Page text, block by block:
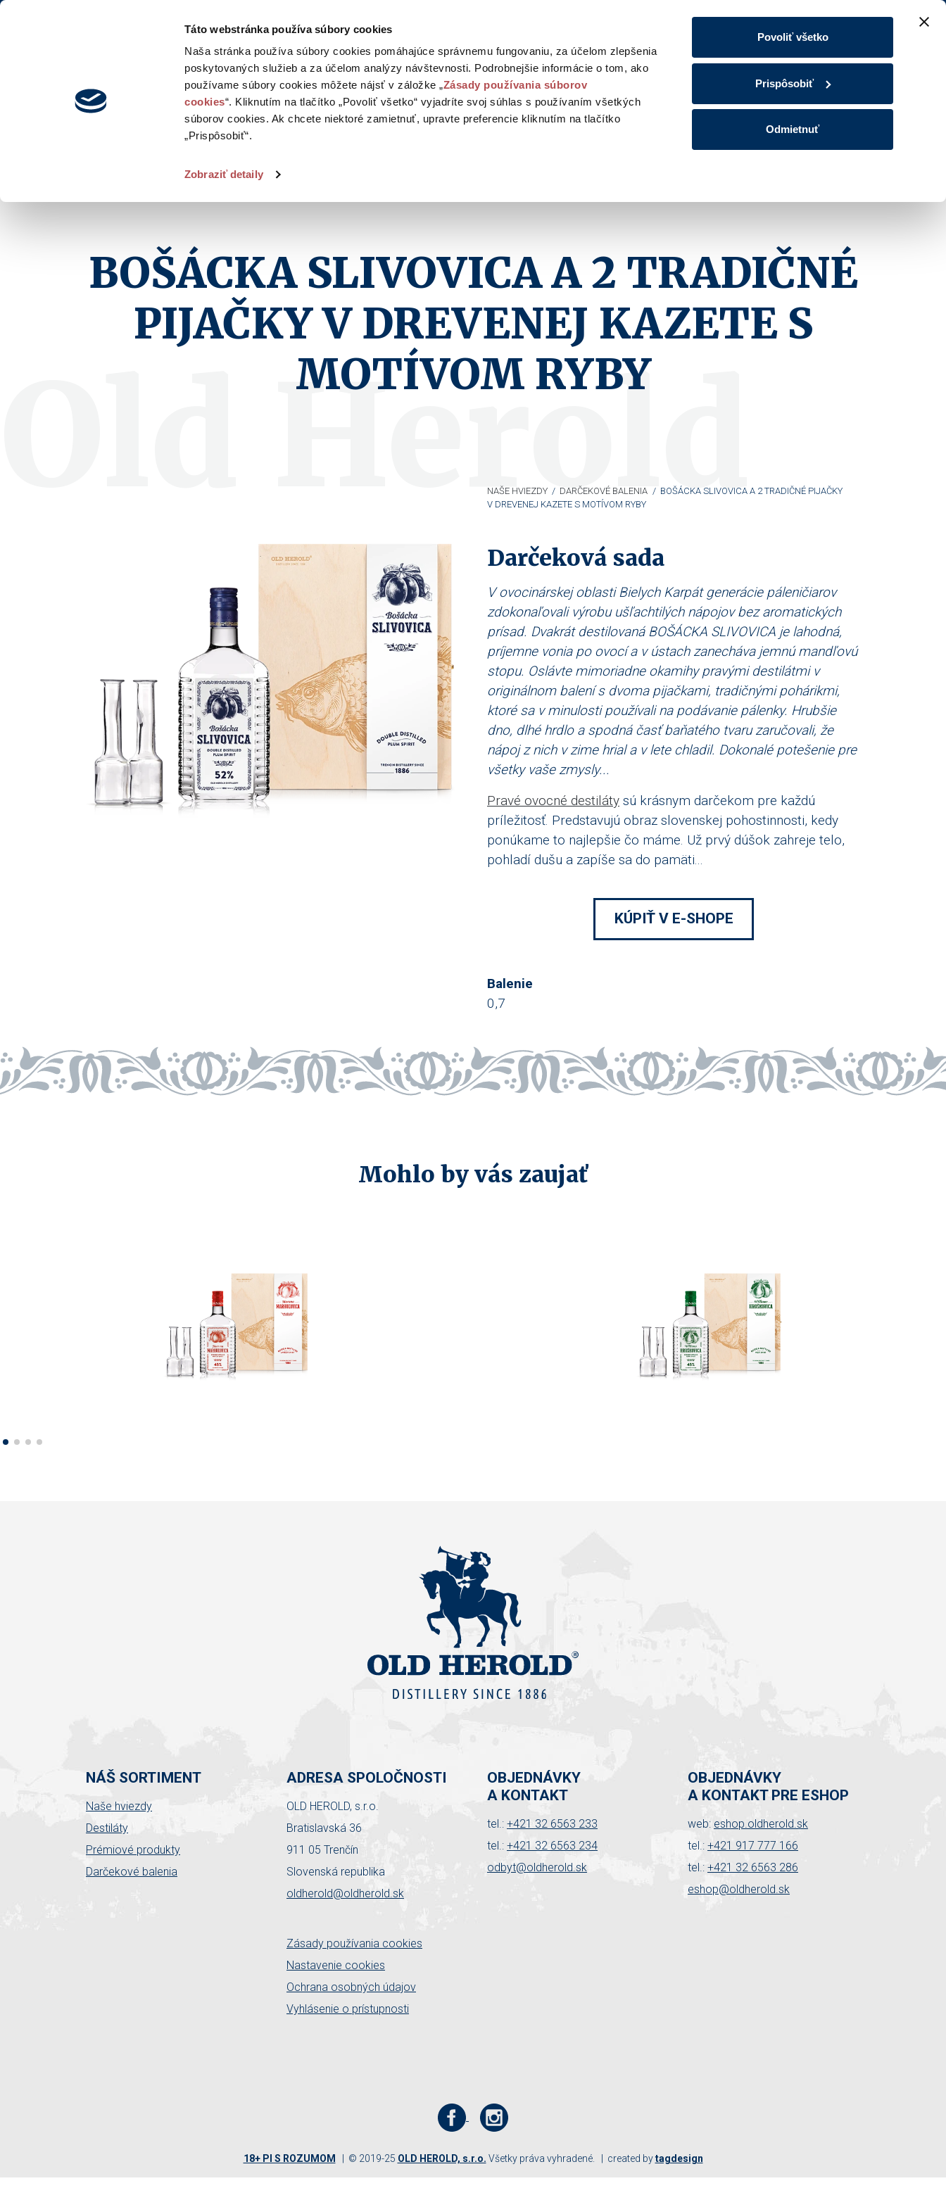
Táto webstránka používa súbory cookies
Naša stránka používa súbory cookies pomáhajúce správnemu fungovaniu, za účelom zlepšenia
poskytovaných služieb a za účelom analýzy návštevnosti. Podrobnejšie informácie o tom, ako
používame súbory cookies môžete nájsť v záložke „Zásady používania súborov
cookies“. Kliknutím na tlačítko „Povoliť všetko“ vyjadríte svoj súhlas s používaním všetkých
súborov cookies. Ak chcete niektoré zamietnuť, upravte preferencie kliknutím na tlačítko
„Prispôsobiť“.
Zobraziť detaily
Povoliť všetko
Prispôsobiť
Odmietnuť
BOŠÁCKA SLIVOVICA A 2 TRADIČNÉ
PIJAČKY V DREVENEJ KAZETE S
MOTÍVOM RYBY
Old Herold
NAŠE HVIEZDY / DARČEKOVÉ BALENIA / BOŠÁCKA SLIVOVICA A 2 TRADIČNÉ PIJAČKY
V DREVENEJ KAZETE S MOTÍVOM RYBY
Darčeková sada
V ovocinárskej oblasti Bielych Karpát generácie páleničiarov
zdokonaľovali výrobu ušľachtilých nápojov bez aromatických
prísad. Dvakrát destilovaná BOŠÁCKA SLIVOVICA je lahodná,
príjemne vonia po ovocí a v ústach zanecháva jemnú mandľovú
stopu. Oslávte mimoriadne okamihy pravými destilátmi v
originálnom balení s dvoma pijačkami, tradičnými pohárikmi,
ktoré sa v minulosti používali na podávanie pálenky. Hrubšie
dno, dlhé hrdlo a spodná časť baňatého tvaru zaručovali, že
nápoj z nich v zime hrial a v lete chladil. Dokonalé potešenie pre
všetky vaše zmysly...
Pravé ovocné destiláty sú krásnym darčekom pre každú
príležitosť. Predstavujú obraz slovenskej pohostinnosti, kedy
ponúkame to najlepšie čo máme. Už prvý dúšok zahreje telo,
pohladí dušu a zapíše sa do pamäti...
KÚPIŤ V E-SHOPE
Balenie
0,7
Mohlo by vás zaujať
NÁŠ SORTIMENT
Naše hviezdy
Destiláty
Prémiové produkty
Darčekové balenia
ADRESA SPOLOČNOSTI
OLD HEROLD, s.r.o.
Bratislavská 36
911 05 Trenčín
Slovenská republika
oldherold@oldherold.sk
Zásady používania cookies
Nastavenie cookies
Ochrana osobných údajov
Vyhlásenie o prístupnosti
OBJEDNÁVKY
A KONTAKT
tel.: +421 32 6563 233
tel.: +421 32 6563 234
odbyt@oldherold.sk
OBJEDNÁVKY
A KONTAKT PRE ESHOP
web: eshop.oldherold.sk
tel.: +421 917 777 166
tel.: +421 32 6563 286
eshop@oldherold.sk
18+ PI S ROZUMOM © 2019-25 OLD HEROLD, s.r.o. Všetky práva vyhradené. created bytagdesign